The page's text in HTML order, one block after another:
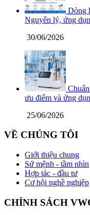
Dòng
Nguyên lý, ứng
30/06/2026
ưu điểm và ứng
25/06/2026
VỀ CHÚNG TÔI
Giới thiệu chung
Sứ mệnh - tầm nhìn
Hợp tác - đầu tư
Cơ hội nghề nghiệp
CHÍNH SÁCH